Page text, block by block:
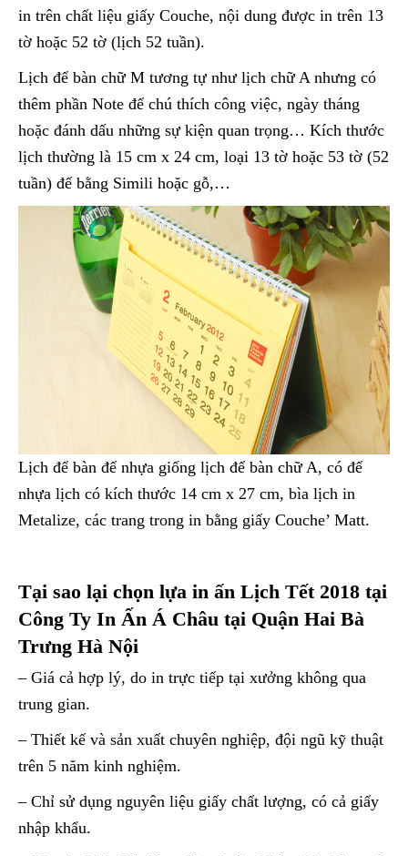
in trên chất liệu giấy Couche, nội dung được in trên 13
tờ hoặc 52 tờ (lịch 52 tuần).
Lịch để bàn chữ M tương tự như lịch chữ A nhưng có
thêm phần Note để chú thích công việc, ngày tháng
hoặc đánh dấu những sự kiện quan trọng… Kích thước
lịch thường là 15 cm x 24 cm, loại 13 tờ hoặc 53 tờ (52
tuần) đế bằng Simili hoặc gỗ,…
Lịch để bàn đế nhựa giống lịch để bàn chữ A, có đế
nhựa lịch có kích thước 14 cm x 27 cm, bìa lịch in
Metalize, các trang trong in bằng giấy Couche’ Matt.
Tại sao lại chọn lựa in ấn Lịch Tết 2018 tại
Công Ty In Ấn Á Châu tại Quận Hai Bà
Trưng Hà Nội
– Giá cả hợp lý, do in trực tiếp tại xưởng không qua
trung gian.
– Thiết kế và sản xuất chuyên nghiệp, đội ngũ kỹ thuật
trên 5 năm kinh nghiệm.
– Chỉ sử dụng nguyên liệu giấy chất lượng, có cả giấy
nhập khẩu.